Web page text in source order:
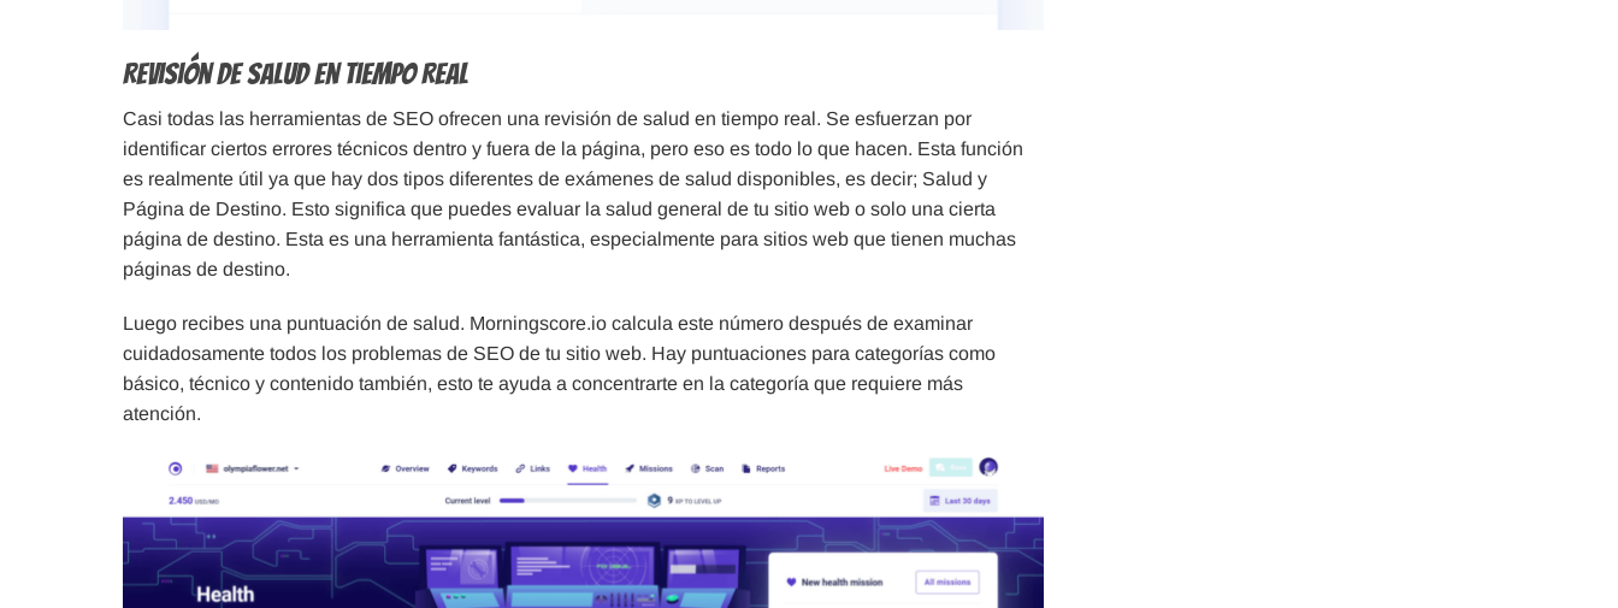
Revisión de Salud en Tiempo Real
Casi todas las herramientas de SEO ofrecen una revisión de salud en tiempo real. Se esfuerzan por
identificar ciertos errores técnicos dentro y fuera de la página, pero eso es todo lo que hacen. Esta función
es realmente útil ya que hay dos tipos diferentes de exámenes de salud disponibles, es decir; Salud y
Página de Destino. Esto significa que puedes evaluar la salud general de tu sitio web o solo una cierta
página de destino. Esta es una herramienta fantástica, especialmente para sitios web que tienen muchas
páginas de destino.
Luego recibes una puntuación de salud. Morningscore.io calcula este número después de examinar
cuidadosamente todos los problemas de SEO de tu sitio web. Hay puntuaciones para categorías como
básico, técnico y contenido también, esto te ayuda a concentrarte en la categoría que requiere más
atención.